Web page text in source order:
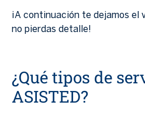
¡A continuación te dejamos el
no pierdas detalle!
¿Qué tipos de
ASISTED?